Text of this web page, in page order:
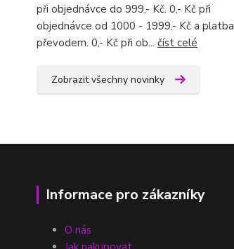
při objednávce do 999,- Kč. 0,- Kč při
objednávce od 1000 - 1999,- Kč a platba
převodem. 0,- Kč při ob... číst celé
Zobrazit všechny novinky
Informace pro zákazníky
O nás